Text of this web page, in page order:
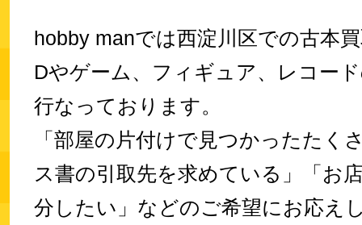
hobby manでは西淀川区での古本
Dやゲーム、フィギュア、レコー
行なっております。
「部屋の片付けで見つかったたく
ス書の引取先を求めている」「お
分したい」などのご希望にお応え